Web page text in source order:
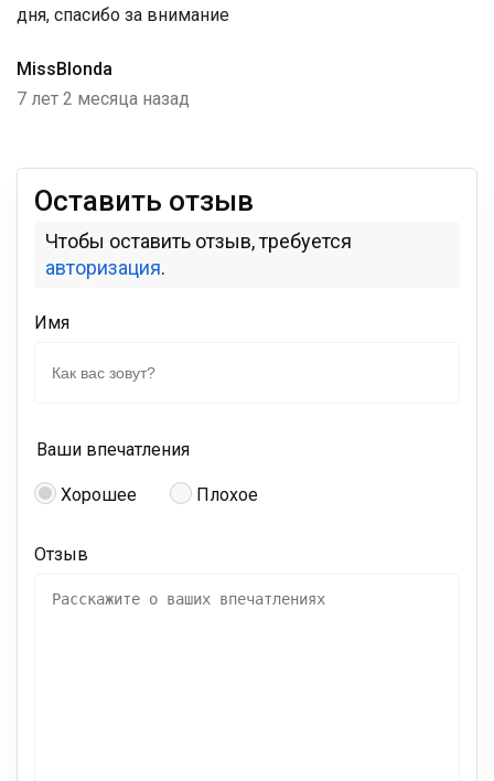
дня, спасибо за внимание
MissBlonda
7 лет 2 месяца назад
Оставить отзыв
Чтобы оставить отзыв, требуется
авторизация.
Имя
Ваши впечатления
Хорошее Плохое
Отзыв